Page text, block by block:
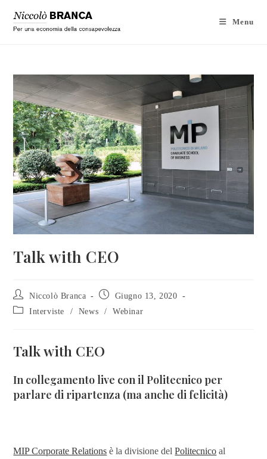
Menu
Talk with CEO
Niccolò Branca
Giugno 13, 2020
Interviste
/ News / Webinar
Talk with CEO
In collegamento live con il Politecnico per
parlare di ripartenza (ma anche di felicità)
MIP Corporate Relations è la divisione delPolitecnico al